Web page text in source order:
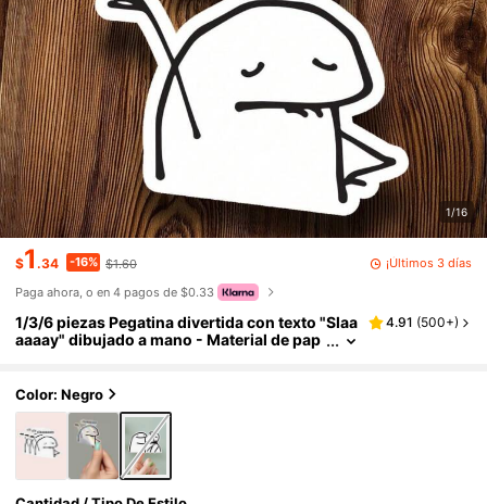
1/16
$1.34 -16% $1.60
¡Últimos 3 días
Paga ahora, o en 4 pagos de $0.33
1/3/6 piezas Pegatina divertida con texto "Slaa
aaaay" dibujado a mano - Material de pap
ca divertida, meme divertido, regalos para ell
a, regalos de cumpleaños, para útiles escolar
es, de vuelta a la escuela pegatinas papelería
manualidades libro de sticker estikers
4.91 (500+)
Color: Negro